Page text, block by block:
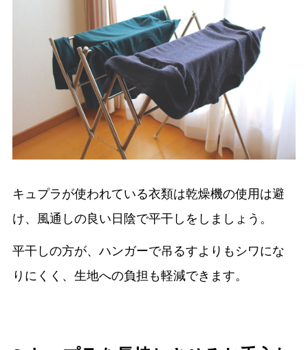
キュプラが使われている衣類は乾燥機の使用は避
け、風通しの良い日陰で平干しをしましょう。
平干しの方が、ハンガーで吊るすよりもシワにな
りにくく、生地への負担も軽減できます。